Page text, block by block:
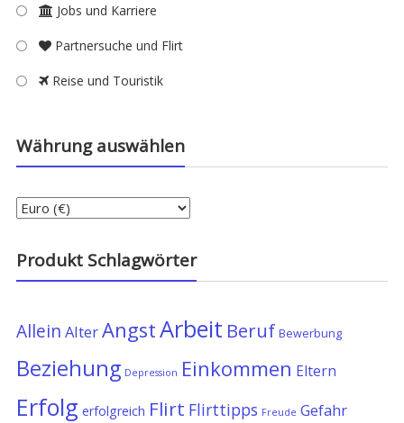
Jobs und Karriere
Partnersuche und Flirt
Reise und Touristik
Währung auswählen
Produkt Schlagwörter
Allein AlterAngstArbeit Beruf Bewerbung
Beziehung Depression Einkommen Eltern
Erfolg erfolgreich Flirt Flirttipps Freude Gefahr